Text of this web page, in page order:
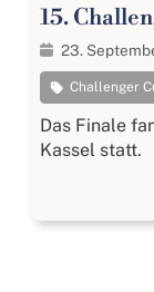
15.
23.
Challenger
Das Finale
Kassel statt.